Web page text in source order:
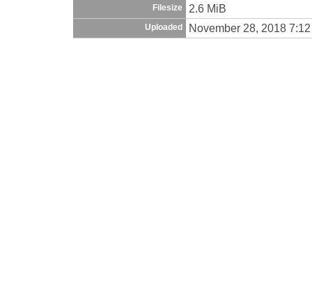
Filesize 2.6 MiB
Uploaded November 28, 2018